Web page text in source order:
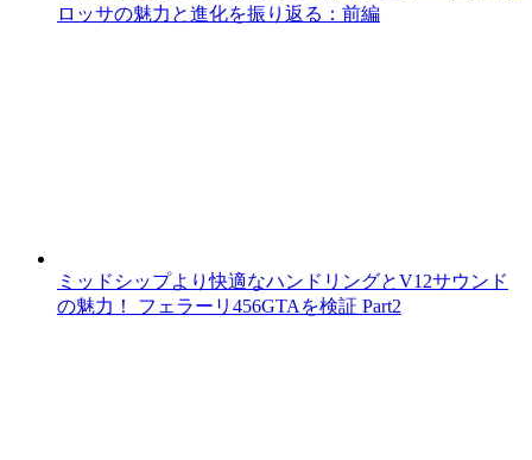
ロッサの魅力と進化を振り返る：前編
ミッドシップより快適なハンドリングとV12サウンド
の魅力！ フェラーリ456GTAを検証 Part2